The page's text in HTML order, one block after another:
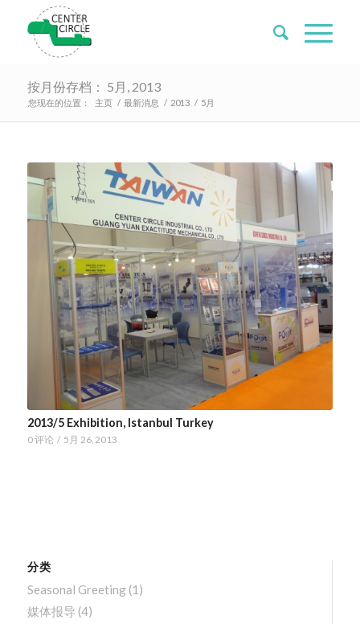
按月份存档： 5月, 2013
您现在的位置： 主页 / 最新消息 / 2013 / 5月
2013/5 Exhibition, Istanbul Turkey
0 评论 / 5月 26, 2013
分类
Seasonal Greeting (1)
媒体报导 (4)